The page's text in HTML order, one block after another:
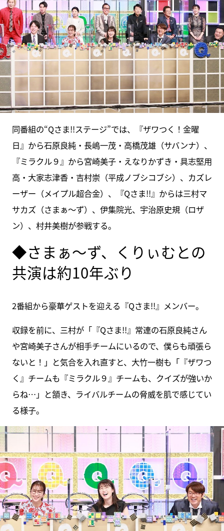
同番組の“Qさま!!ステージ”では、『ザワつく！金曜
日』から石原良純・長嶋一茂・高橋茂雄（サバンナ）、
『ミラクル９』から宮崎美子・えなりかずき・具志堅用
高・大家志津香・吉村崇（平成ノブシコブシ）、カズレ
ーザー（メイプル超合金）、『Qさま!!』からは三村マ
サカズ（さまぁ～ず）、伊集院光、宇治原史規（ロザ
ン）、村井美樹が参戦する。
◆さまぁ～ず、くりぃむとの
共演は約10年ぶり
2番組から豪華ゲストを迎える『Qさま!!』メンバー。
収録を前に、三村が「『Qさま!!』常連の石原良純さん
や宮崎美子さんが相手チームにいるので、僕らも頑張ら
ないと！」と気合を入れ直すと、大竹一樹も「『ザワつ
く』チームも『ミラクル９』チームも、クイズが強いか
らね…」と頷き、ライバルチームの脅威を肌で感じてい
る様子。